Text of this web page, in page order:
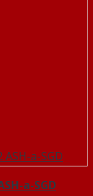
a-SGD